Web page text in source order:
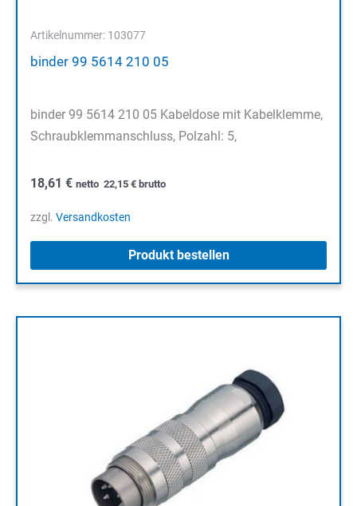
Artikelnummer: 103077
binder 99 5614 210 05
binder 99 5614 210 05 Kabeldose mit Kabelklemme,
Schraubklemmanschluss, Polzahl: 5,
18,61 € netto 22,15 € brutto
zzgl. Versandkosten
Produkt bestellen